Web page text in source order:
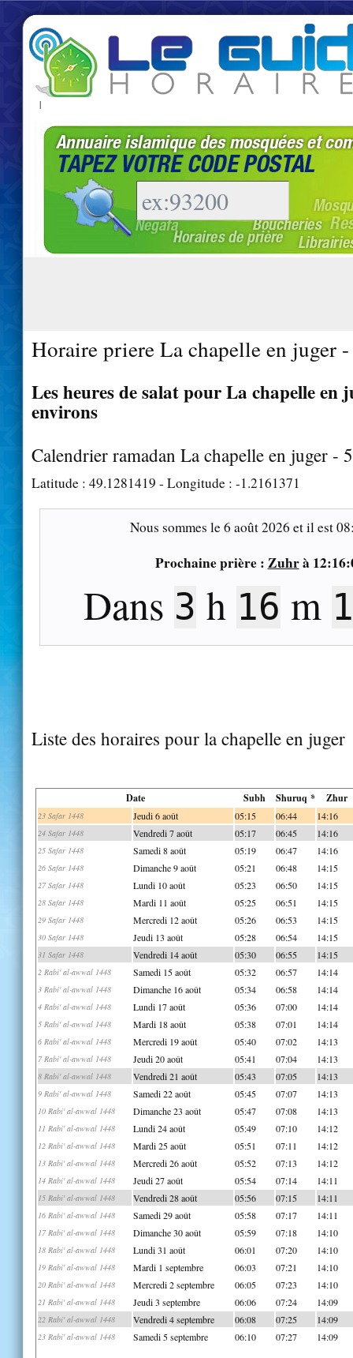
|
Horaire priere La chapelle en juger
Les heures de salat pour La chapelle en
environs
Calendrier ramadan La chapelle en juger -
Latitude : 49.1281419 - Longitude : -1.2161371
Nous sommes le6 août 2026 et il est
Prochaine prière : Zuhrà
Dans 3 h 16 m
Liste des horaires pour la chapelle en juger
Date Subh Shuruq * Zhur
23 Safar 1448 Jeudi 6 août 05:15 06:44 14:16
24 Safar 1448 Vendredi 7 août 05:17 06:45 14:16
25 Safar 1448 Samedi 8 août 05:19 06:47 14:16
26 Safar 1448 Dimanche 9 août 05:21 06:48 14:15
27 Safar 1448 Lundi 10 août 05:23 06:50 14:15
28 Safar 1448 Mardi 11 août 05:25 06:51 14:15
29 Safar 1448 Mercredi 12 août 05:26 06:53 14:15
30 Safar 1448 Jeudi 13 août 05:28 06:54 14:15
31 Safar 1448 Vendredi 14 août 05:30 06:55 14:15
2 Rabi' al-awwal 1448 Samedi 15 août 05:32 06:57 14:14
3 Rabi' al-awwal 1448 Dimanche 16 août 05:34 06:58 14:14
4 Rabi' al-awwal 1448 Lundi 17 août 05:36 07:00 14:14
5 Rabi' al-awwal 1448 Mardi 18 août 05:38 07:01 14:14
6 Rabi' al-awwal 1448 Mercredi 19 août 05:40 07:02 14:13
7 Rabi' al-awwal 1448 Jeudi 20 août 05:41 07:04 14:13
8 Rabi' al-awwal 1448 Vendredi 21 août 05:43 07:05 14:13
9 Rabi' al-awwal 1448 Samedi 22 août 05:45 07:07 14:13
10 Rabi' al-awwal 1448 Dimanche 23 août 05:47 07:08 14:13
11 Rabi' al-awwal 1448 Lundi 24 août 05:49 07:10 14:12
12 Rabi' al-awwal 1448 Mardi 25 août 05:51 07:11 14:12
13 Rabi' al-awwal 1448 Mercredi 26 août 05:52 07:13 14:12
14 Rabi' al-awwal 1448 Jeudi 27 août 05:54 07:14 14:11
15 Rabi' al-awwal 1448 Vendredi 28 août 05:56 07:15 14:11
16 Rabi' al-awwal 1448 Samedi 29 août 05:58 07:17 14:11
17 Rabi' al-awwal 1448 Dimanche 30 août 05:59 07:18 14:10
18 Rabi' al-awwal 1448 Lundi 31 août 06:01 07:20 14:10
19 Rabi' al-awwal 1448 Mardi 1 septembre 06:03 07:21 14:10
20 Rabi' al-awwal 1448 Mercredi 2 septembre 06:05 07:23 14:10
21 Rabi' al-awwal 1448 Jeudi 3 septembre 06:06 07:24 14:09
22 Rabi' al-awwal 1448 Vendredi 4 septembre 06:08 07:25 14:09
23 Rabi' al-awwal 1448 Samedi 5 septembre 06:10 07:27 14:09